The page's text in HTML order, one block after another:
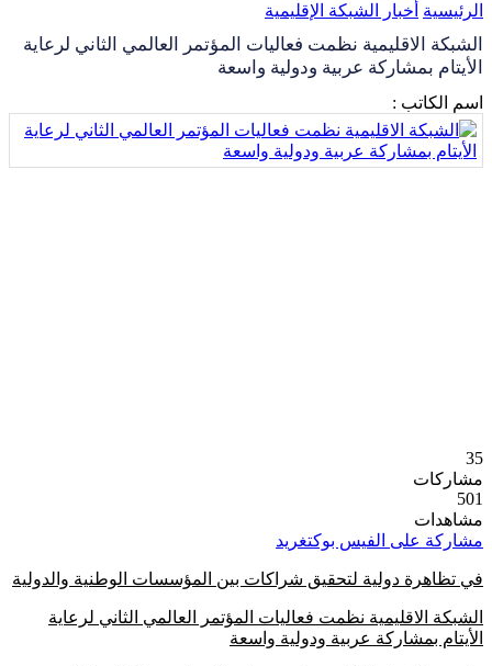
الرئيسية أخبار الشبكة الإقليمية
الشبكة الاقليمية نظمت فعاليات المؤتمر العالمي الثاني لرعاية
الأيتام بمشاركة عربية ودولية واسعة
اسم الكاتب :
35
مشاركات
501
مشاهدات
مشاركة على الفيس بوكتغريد
في تظاهرة دولية لتحقيق شراكات بين المؤسسات الوطنية والدولية
الشبكة الاقليمية نظمت فعاليات المؤتمر العالمي الثاني لرعاية
الأيتام بمشاركة عربية ودولية واسعة